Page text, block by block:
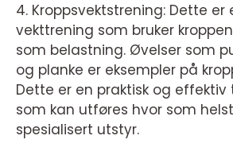
4. Kroppsvektstrening: Dette er
vekttrening som bruker
som belastning. Øvelser som
og planke er eksempler på
Dette er en praktisk og
som kan utføres hvor som
spesialisert utstyr.